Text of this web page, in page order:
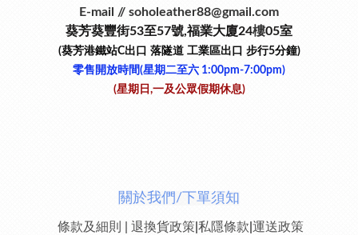
E-mail // soholeather88@gmail.com
葵芳葵豐街53至57號,福業大廈24樓05室
(葵芳港鐵站C出口 落隧道 工業區出口 步行5分鐘)
零售開放時間(星期二至六​ 1:00pm-7:00pm)
(星期日,一及公眾假期休息)
關於我們/下單須知
條款及細則 退換貨政策 私隱條款 運送政策